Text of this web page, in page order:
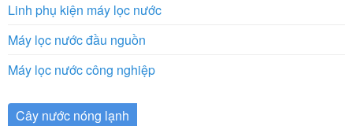
Linh phụ kiện máy lọc nước
Máy lọc nước đầu nguồn
Máy lọc nước công nghiệp
Cây nước nóng lạnh